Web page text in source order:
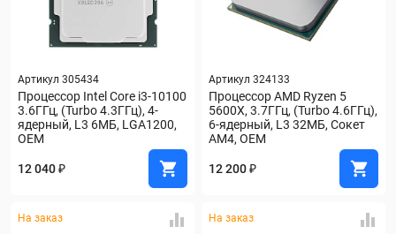
Артикул 305434
Процессор Intel Core i3-10100
3.6ГГц, (Turbo 4.3ГГц), 4-
ядерный, L3 6МБ, LGA1200,
OEM
12 040 ₽
Артикул 324133
Процессор AMD Ryzen 5
5600X, 3.7ГГц, (Turbo 4.6ГГц),
6-ядерный, L3 32МБ, Сокет
AM4, OEM
12 200 ₽
На заказ На заказ